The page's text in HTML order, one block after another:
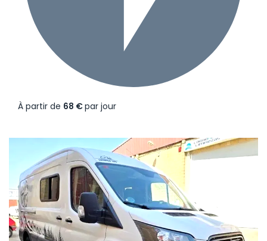
À partir de 68 €par jour